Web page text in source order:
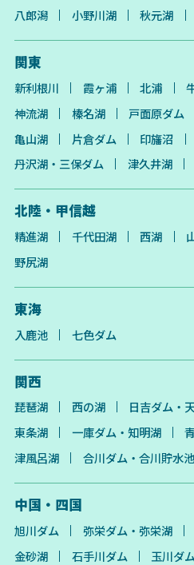
八郎潟 小野川湖 秋元湖
関東
新利根川 霞ヶ浦 北浦
神流湖
榛名湖 戸面原ダム
亀山湖
片倉ダム 印旛沼
丹沢湖・三保ダム
津久井湖
北陸・甲信越
精進湖 千代田湖 西湖
野尻湖
東海
入鹿池 七色ダム
関西
琵琶湖 西の湖 日吉ダム・
東条湖
一庫ダム・知明湖
津風呂湖
合川ダム・合川貯水池
中国・四国
旭川ダム 弥栄ダム・弥栄湖
金砂湖
石手川ダム 玉川ダム